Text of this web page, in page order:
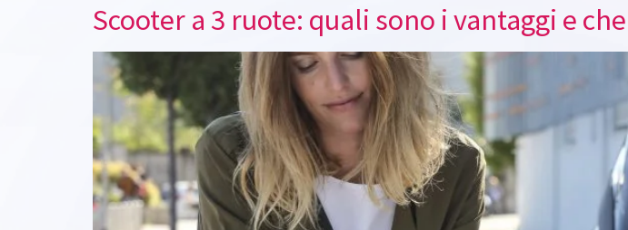
Scooter a 3 ruote: quali sono i vantaggi e